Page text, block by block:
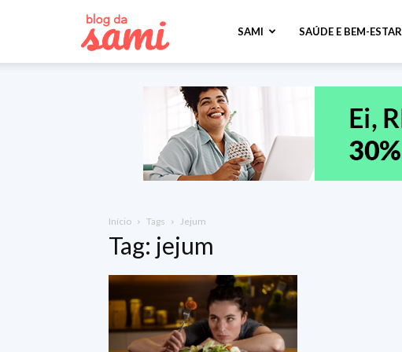
Saúde
SAMI SAÚDE E BEM-ESTAR
Início Tags Jejum
Tag: jejum